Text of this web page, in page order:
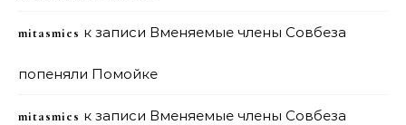
mitasmies к записи Вменяемые члены Совбеза
попеняли Помойке
mitasmies к записи Вменяемые члены Совбеза